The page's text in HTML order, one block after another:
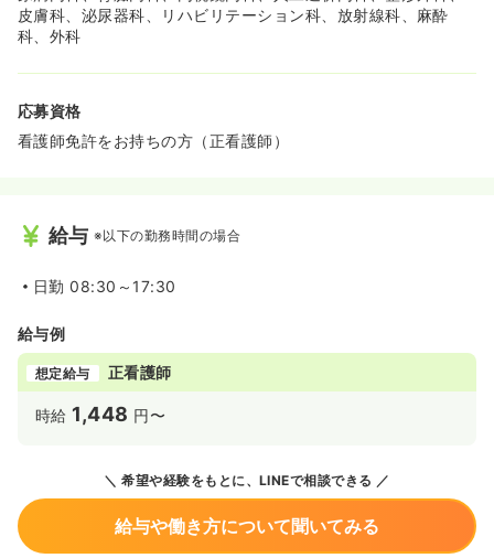
皮膚科、泌尿器科、リハビリテーション科、放射線科、麻酔
科、外科
応募資格
看護師免許をお持ちの方（正看護師）
給与 ※以下の勤務時間の場合
日勤 08:30～17:30
給与例
想定給与 正看護師
時給 1,448 円〜
希望や経験をもとに、LINEで相談できる
給与や働き方について聞いてみる